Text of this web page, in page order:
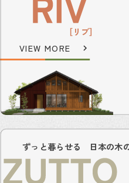
［リブ］
VIEW MORE
ずっと暮らせる 日本の木